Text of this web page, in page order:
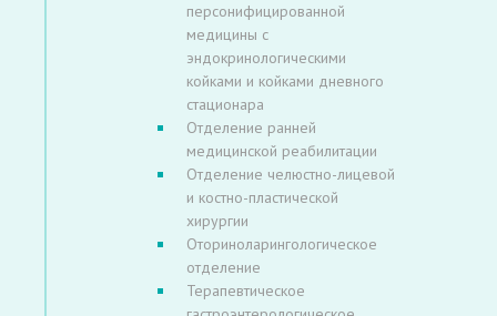
персонифицированной
медицины с
эндокринологическими
койками и койками дневного
стационара
Отделение ранней
медицинской реабилитации
Отделение челюстно-лицевой
и костно-пластической
хирургии
Оториноларингологическое
отделение
Терапевтическое